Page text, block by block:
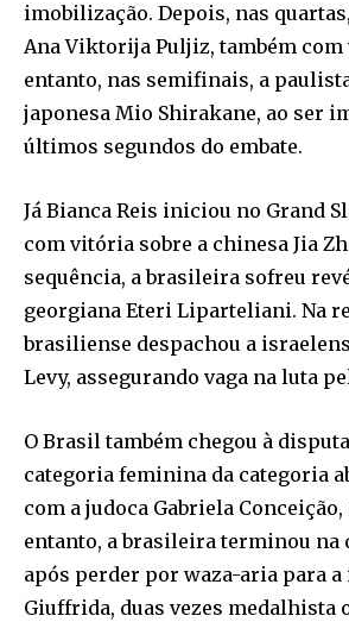
imobilização. Depois, nas
Ana Viktorija Puljiz, também com
entanto, nas semifinais, a
japonesa Mio Shirakane, ao ser
últimos segundos do embate.
Já Bianca Reis iniciou no Grand
com vitória sobre a chinesa Jia
sequência, a brasileira sofreu
georgiana Eteri Liparteliani. Na
brasiliense despachou a
Levy, assegurando vaga na luta
O Brasil também chegou à
categoria feminina da categoria
com a judoca Gabriela Conceição,
entanto, a brasileira terminou na
após perder por waza-aria para a
Giuffrida, duas vezes medalhista